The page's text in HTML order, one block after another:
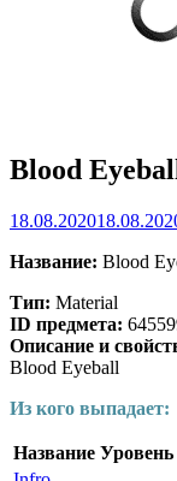
Blood
18.08.2020
Название: Blood
Тип: Material
ID предмета:
Описание и
Blood Eyeball
Из кого выпадает:
Название Уровень